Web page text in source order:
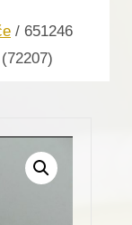
/ 651246